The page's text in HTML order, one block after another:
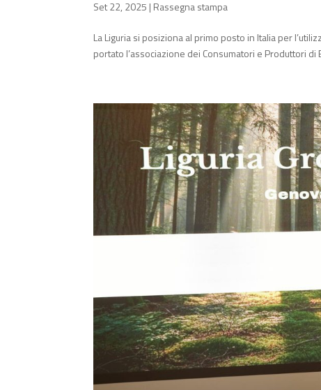
Set 22, 2025 | Rassegna stampa
La Liguria si posiziona al primo posto in Italia per
portato l’associazione dei Consumatori e Produttori